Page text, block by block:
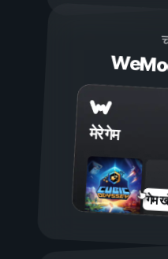
मेरे गेम
गेम